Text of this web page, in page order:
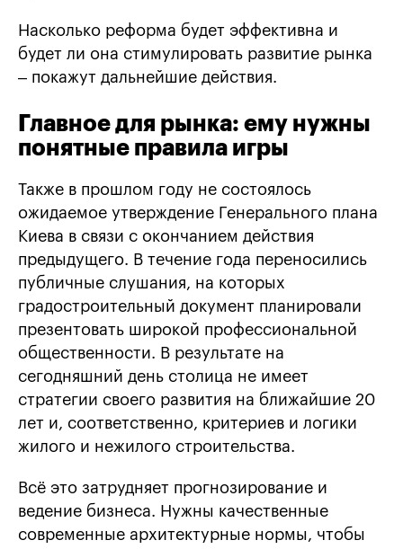
Насколько реформа будет эффективна и
будет ли она стимулировать развитие рынка
– покажут дальнейшие действия.
Главное для рынка: ему нужны
понятные правила игры
Также в прошлом году не состоялось
ожидаемое утверждение Генерального плана
Киева в связи с окончанием действия
предыдущего. В течение года переносились
публичные слушания, на которых
градостроительный документ планировали
презентовать широкой профессиональной
общественности. В результате на
сегодняшний день столица не имеет
стратегии своего развития на ближайшие 20
лет и, соответственно, критериев и логики
жилого и нежилого строительства.
Всё это затрудняет прогнозирование и
ведение бизнеса. Нужны качественные
современные архитектурные нормы, чтобы